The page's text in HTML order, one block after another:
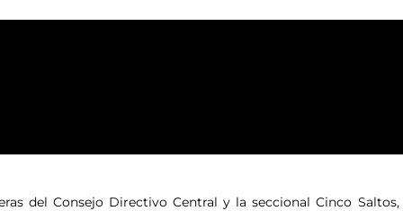
del Consejo Directivo Central y la seccional Cinco